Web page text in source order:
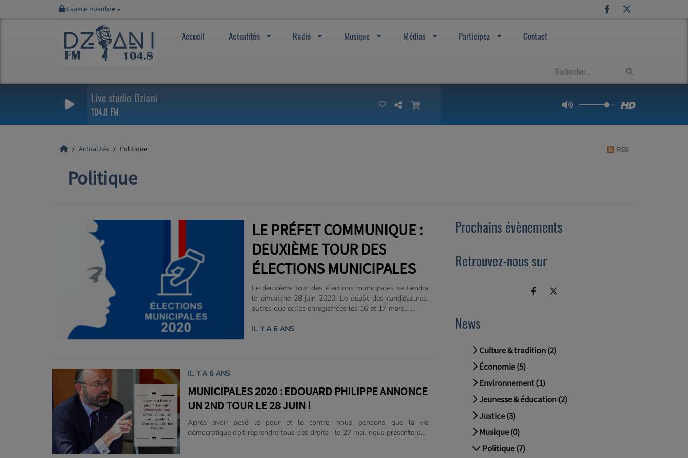
Espace membre
Accueil Actualités Radio Musique Médias Participez Contact
Live studio Dziani
104.8 FM
Actualités Politique
Politique
RSS
LE PRÉFET COMMUNIQUE :
DEUXIÈME TOUR DES
ÉLECTIONS MUNICIPALES
Le deuxième tour des élections municipales se tiendra
le dimanche 28 juin 2020. Le dépôt des candidatures,
autres que celles enregistrées les 16 et 17 mars,......
IL Y A 6 ANS
IL Y A 6 ANS
MUNICIPALES 2020 : EDOUARD PHILIPPE ANNONCE
UN 2ND TOUR LE 28 JUIN !
Après avoir pesé le pour et le contre, nous pensons que la vie
démocratique doit reprendre tous ses droits : le 27 mai, nous présenterons
Prochains évènements
Retrouvez-nous sur
News
Culture & tradition (2)
Économie (5)
Environnement (1)
Jeunesse & éducation (2)
Justice (3)
Musique (0)
Politique (7)